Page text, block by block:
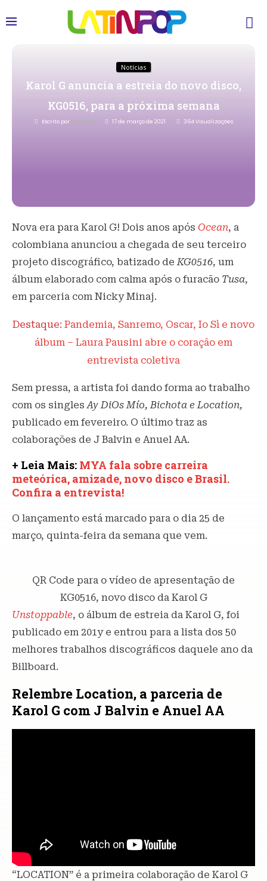
Notícias
Karol G anuncia a estreia do novo disco,
KG0516, para a próxima semana
Escrito por Redacao 17 de março de 2021 364Visualizações
Nova era para Karol G! Dois anos após Ocean, a
colombiana anunciou a chegada de seu terceiro
projeto discográfico, batizado deKG0516, um
álbum elaborado com calma após o furacão Tusa,
em parceria com Nicky Minaj.
Destaque: Pandemia, Sanremo, Oscar, Io Sì e novo
álbum – Laura Pausini abre o coração em
entrevista coletiva
Sem pressa, a artista foi dando forma ao trabalho
com os singlesAy DiOs Mío, Bichota e Location,
publicado em fevereiro. O último traz as
colaborações de J Balvin e Anuel AA.
+ Leia Mais: MYA fala sobre carreira
meteórica, amizade, novo disco e Brasil.
Confira a entrevista!
O lançamento está marcado para o dia 25 de
março, quinta-feira da semana que vem.
QR Code para o vídeo de apresentação de
KG0516, novo disco da Karol G
Unstoppable, o álbum de estreia da Karol G, foi
publicado em 201y e entrou para a lista dos 50
melhores trabalhos discográficos daquele ano da
Billboard.
Relembre Location, a parceria de
Karol G com J Balvin e Anuel AA
“LOCATION” é a primeira colaboração de Karol G